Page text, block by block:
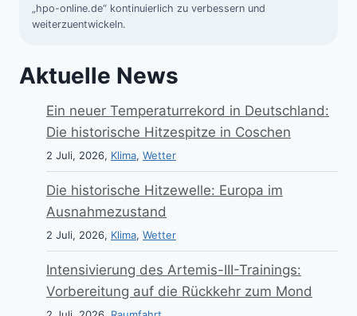
„hpo-online.de“ kontinuierlich zu verbessern und
weiterzuentwickeln.
Aktuelle News
Ein neuer Temperaturrekord in Deutschland:
Die historische Hitzespitze in Coschen
2 Juli, 2026, Klima, Wetter
Die historische Hitzewelle: Europa im
Ausnahmezustand
2 Juli, 2026, Klima, Wetter
Intensivierung des Artemis-III-Trainings:
Vorbereitung auf die Rückkehr zum Mond